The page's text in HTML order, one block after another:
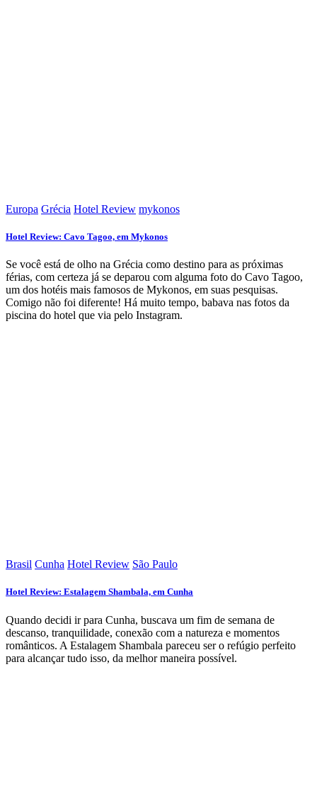
Europa Grécia Hotel Review mykonos
Hotel Review: Cavo Tagoo, em Mykonos
Se você está de olho na Grécia como destino para as próximas
férias, com certeza já se deparou com alguma foto do Cavo Tagoo,
um dos hotéis mais famosos de Mykonos, em suas pesquisas.
Comigo não foi diferente! Há muito tempo, babava nas fotos da
piscina do hotel que via pelo Instagram.
Brasil Cunha Hotel Review São Paulo
Hotel Review: Estalagem Shambala, em Cunha
Quando decidi ir para Cunha, buscava um fim de semana de
descanso, tranquilidade, conexão com a natureza e momentos
românticos. A Estalagem Shambala pareceu ser o refúgio perfeito
para alcançar tudo isso, da melhor maneira possível.